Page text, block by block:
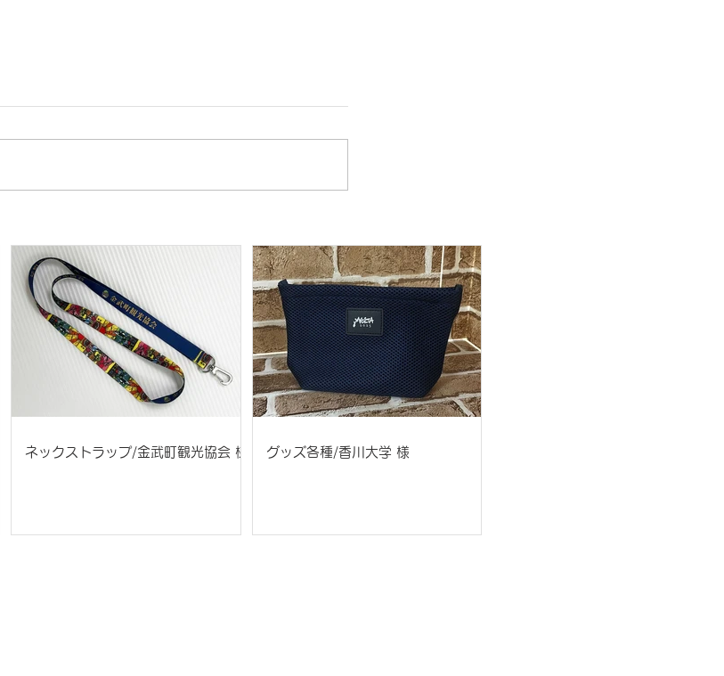
ネックストラップ/金武町観光協会 様 グッズ各種/香川大学 様